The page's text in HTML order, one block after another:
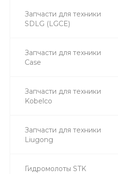
Запчасти для техники
SDLG (LGCE)
Запчасти для техники
Case
Запчасти для техники
Kobelco
Запчасти для техники
Liugong
Гидромолоты STK